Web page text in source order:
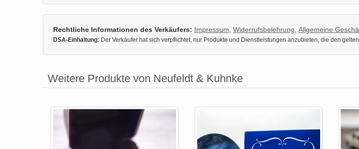
Rechtliche Informationen des Verkäufers: Impressum Widerrufsbelehrung Allgemeine
DSA-Einhaltung: Der Verkäufer hat sich verpflichtet, nur Produkte und Dienstleistungen anzubieten, die den
Weitere Produkte von Neufeldt & Kuhnke